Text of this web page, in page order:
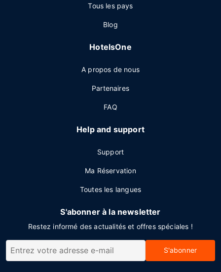
Tous les pays
Blog
HotelsOne
A propos de nous
Partenaires
FAQ
Help and support
Support
Ma Réservation
Toutes les langues
S'abonner à la newsletter
Restez informé des actualités et offres spéciales !
S'abonner